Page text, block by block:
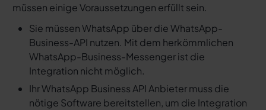
müssen einige Voraussetzungen erfüllt sein.
Sie müssen WhatsApp über die WhatsApp-
Business-API nutzen. Mit dem herkömmlichen
WhatsApp-Business-Messenger ist die
Integration nicht möglich.
Ihr WhatsApp Business API Anbieter muss die
nötige Software bereitstellen, um die Integration